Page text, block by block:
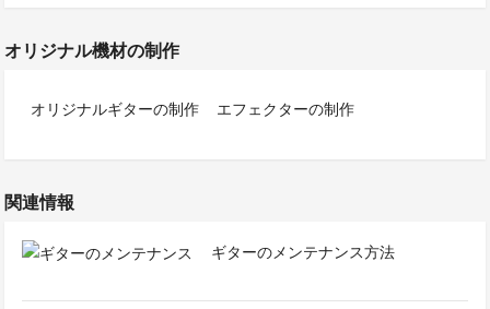
オリジナル機材の制作
オリジナルギターの制作 エフェクターの制作
関連情報
ギターのメンテナンス方法